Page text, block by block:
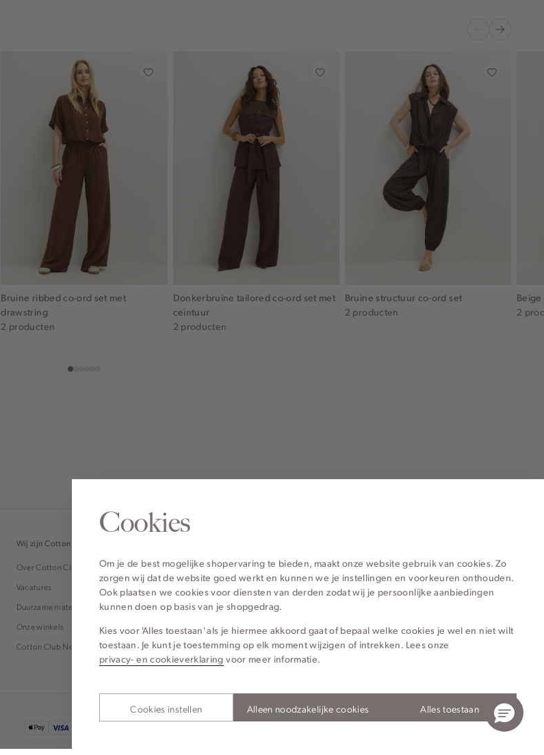
Bruine ribbed co-ord set met
drawstring
2 producten
Donkerbruine tailored co-ord set met
ceintuur
2 producten
Bruine structuur co-ord set
2 producten
2
Wij zijn Cotton Club
Over Cotton Club
Vacatures
Duurzame materialen
Onze winkels
Cotton Club Nederland
Blouses
Tops
Broeken
Jeans
T-shirts
Algemene Voorwaarden
Cookies
Om je de best mogelijke shopervaring te bieden, maakt onze website gebruik van cookies. Zo
zorgen wij dat de website goed werkt en kunnen we je instellingen en voorkeuren onthouden.
Ook plaatsen we cookies voor diensten van derden zodat wij je persoonlijke aanbiedingen
kunnen doen op basis van je shopgedrag.
Kies voor 'Alles toestaan' als je hiermee akkoord gaat of bepaal welke cookies je wel en niet wilt
toestaan. Je kunt je toestemming op elk moment wijzigen of intrekken. Lees onze
privacy- en cookieverklaring voor meer informatie.
Alles toestaan
Alleen noodzakelijke cookies
Cookies instellen